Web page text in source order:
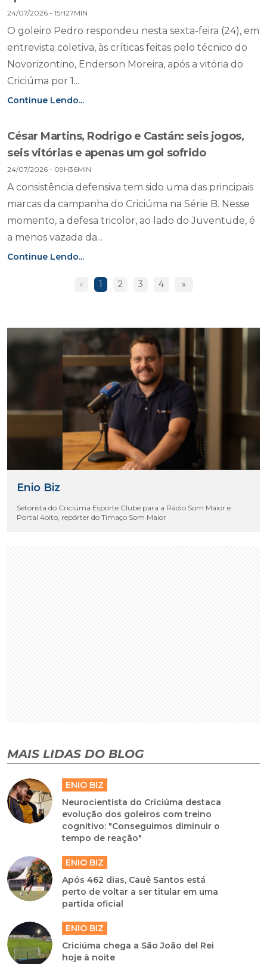
24/07/2026 - 15H27MIN
O goleiro Pedro respondeu nesta sexta-feira (24), em
entrevista coletiva, às críticas feitas pelo técnico do
Novorizontino, Enderson Moreira, após a vitória do
Criciúma por 1...
Continue Lendo...
César Martins, Rodrigo e Castán: seis jogos,
seis vitórias e apenas um gol sofrido
24/07/2026 - 09H36MIN
A consistência defensiva tem sido uma das principais
marcas da campanha do Criciúma na Série B. Nesse
momento, a defesa tricolor, ao lado do Juventude, é
a menos vazada da...
Continue Lendo...
« 1 2 3 4 »
Enio Biz
Setorista do Criciúma Esporte Clube para a Rádio Som Maior e
Portal 4oito, repórter do Timaço Som Maior
MAIS LIDAS DO BLOG
ENIO BIZ
Neurocientista do Criciúma destaca
evolução dos goleiros com treino
cognitivo: "Conseguimos diminuir o
tempo de reação"
ENIO BIZ
Após 462 dias, Cauê Santos está
perto de voltar a ser titular em uma
partida oficial
ENIO BIZ
Criciúma chega a São João del Rei
hoje à noite